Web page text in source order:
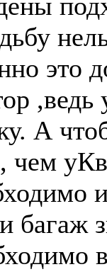
это
,ведь
А
чем
багаж